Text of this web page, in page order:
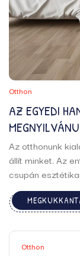
Otthon
AZ EGYEDI
Az otthonunk
állít minket. Az
csupán
hangulatát és
dinamikus
padlóburkolat
Otthon